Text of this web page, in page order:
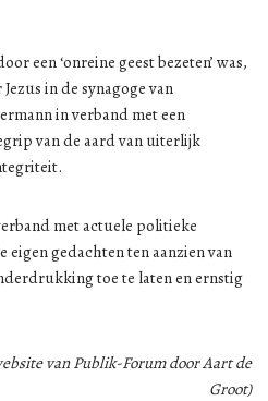
een ‘onreine geest bezeten’ was,
in de synagoge van
in verband met een
van de aard van uiterlijk
met actuele politieke
gedachten ten aanzien van
toe te laten en ernstig
van Publik-Forum door Aart de
Groot)